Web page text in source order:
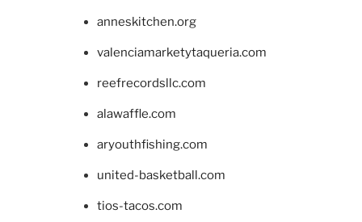
anneskitchen.org
valenciamarketytaqueria.com
reefrecordsllc.com
alawaffle.com
aryouthfishing.com
united-basketball.com
tios-tacos.com